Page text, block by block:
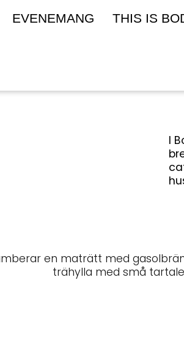
EVENEMANG THIS IS
I